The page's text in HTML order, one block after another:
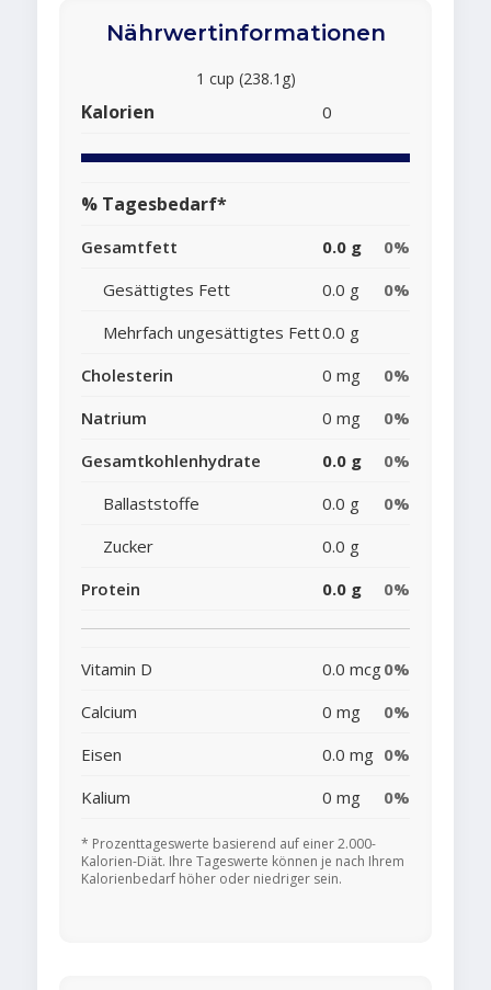
Nährwertinformationen
1 cup (238.1g)
Kalorien 0
% Tagesbedarf*
Gesamtfett 0.0 g
0%
Gesättigtes Fett
0.0 g
0%
Mehrfach ungesättigtes Fett0.0 g
Cholesterin
0 mg
0%
Natrium
0 mg
0%
Gesamtkohlenhydrate
0.0 g
0%
Ballaststoffe
0.0 g
0%
Zucker
0.0 g
Protein
0.0 g 0%
Vitamin D 0.0 mcg0%
Calcium
0 mg
0%
Eisen
0.0 mg 0%
Kalium
0 mg 0%
* Prozenttageswerte basierend auf einer 2.000-
Kalorien-Diät. Ihre Tageswerte können je nach Ihrem
Kalorienbedarf höher oder niedriger sein.